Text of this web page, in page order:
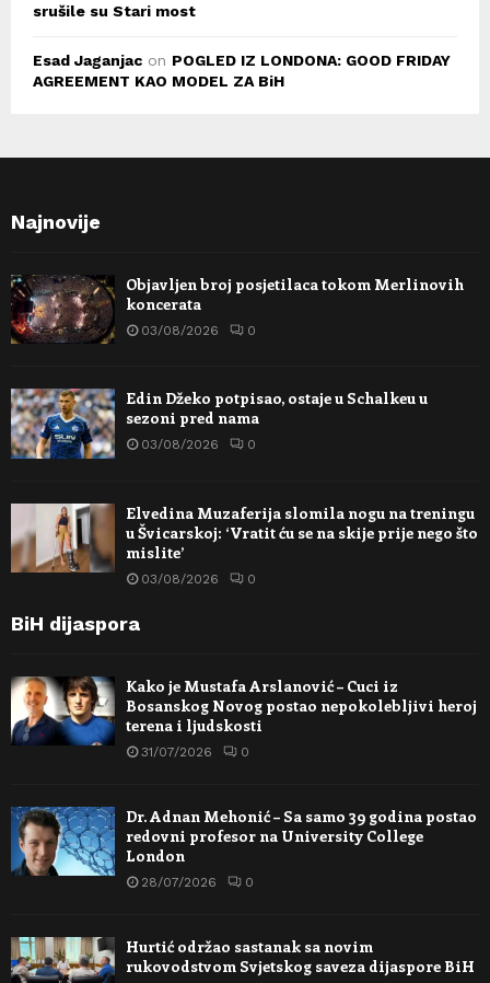
srušile su Stari most
Esad Jaganjac on POGLED IZ LONDONA: GOOD FRIDAY
AGREEMENT KAO MODEL ZA BiH
Najnovije
Objavljen broj posjetilaca tokom Merlinovih
koncerata
03/08/2026 0
Edin Džeko potpisao, ostaje u Schalkeu u
sezoni pred nama
03/08/2026 0
Elvedina Muzaferija slomila nogu na treningu
u Švicarskoj: ‘Vratit ću se na skije prije nego što
mislite’
03/08/2026 0
BiH dijaspora
Kako je Mustafa Arslanović – Cuci iz
Bosanskog Novog postao nepokolebljivi heroj
terena i ljudskosti
31/07/2026 0
Dr. Adnan Mehonić – Sa samo 39 godina postao
redovni profesor na University College
London
28/07/2026 0
Hurtić održao sastanak sa novim
rukovodstvom Svjetskog saveza dijaspore BiH